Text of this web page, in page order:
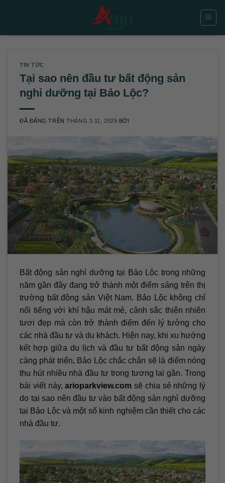
TIN TỨC
Tại sao nên đầu tư bất động sản
nghỉ dưỡng tại Bảo Lộc?
ĐÃ ĐĂNG TRÊNTHÁNG 3 11, 2025 BỞI
Bất động sản nghỉ dưỡng tại Bảo Lộc trong những
năm gần đây đang trở thành một điểm sáng trên thị
trường bất động sản Việt Nam. Bảo Lộc không chỉ
nổi tiếng với khí hậu mát mẻ, cảnh sắc thiên nhiên
tươi đẹp mà còn trở thành điểm đến lý tưởng cho
các nhà đầu tư và du khách. Hiện nay, khi xu hướng
kết hợp giữa du lịch và đầu tư bất động sản ngày
càng phát triển, Bảo Lộc chắc chắn sẽ là điểm nóng
thu hút nhiều nhà đầu tư trong tương lai gần. Trong
bài viết này,arioparkview.com sẽ chia sẻ những lý
do tại sao nên đầu tư vào bất động sản nghỉ dưỡng
tại Bảo Lộc và một số kinh nghiệm cần thiết cho các
nhà đầu tư.